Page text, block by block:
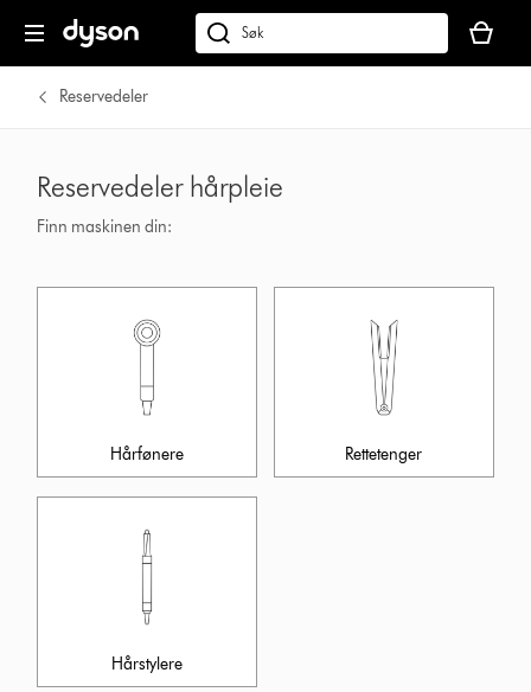
Søk
på
din
er
Reservedeler
Reservedeler hårpleie
Finn maskinen din:
Hårfønere Rettetenger
Hårstylere